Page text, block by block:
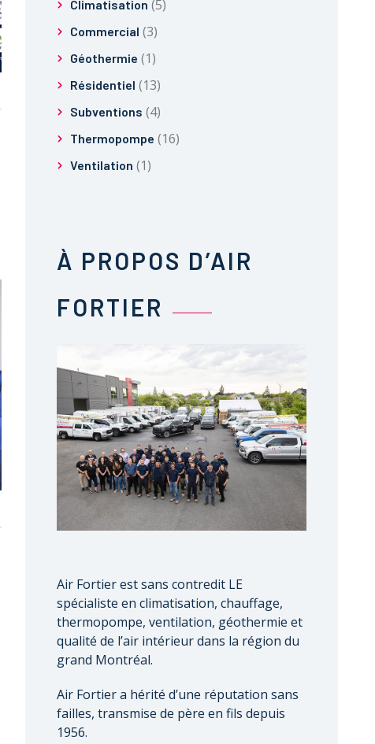
Climatisation (5)
Commercial (3)
Géothermie (1)
Résidentiel (13)
Subventions (4)
Thermopompe (16)
Ventilation (1)
À PROPOS D’AIR
FORTIER
Air Fortier est sans contredit LE
spécialiste en climatisation, chauffage,
thermopompe, ventilation, géothermie et
qualité de l’air intérieur dans la région du
grand Montréal.
Air Fortier a hérité d’une réputation sans
failles, transmise de père en fils depuis
1956.